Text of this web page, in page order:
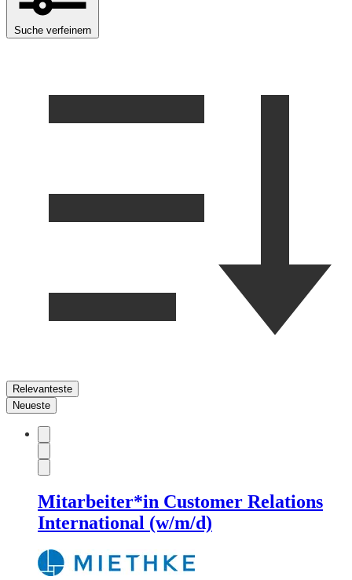
Suche verfeinern
Relevanteste
Neueste
Mitarbeiter*in Customer Relations
International (w/m/d)